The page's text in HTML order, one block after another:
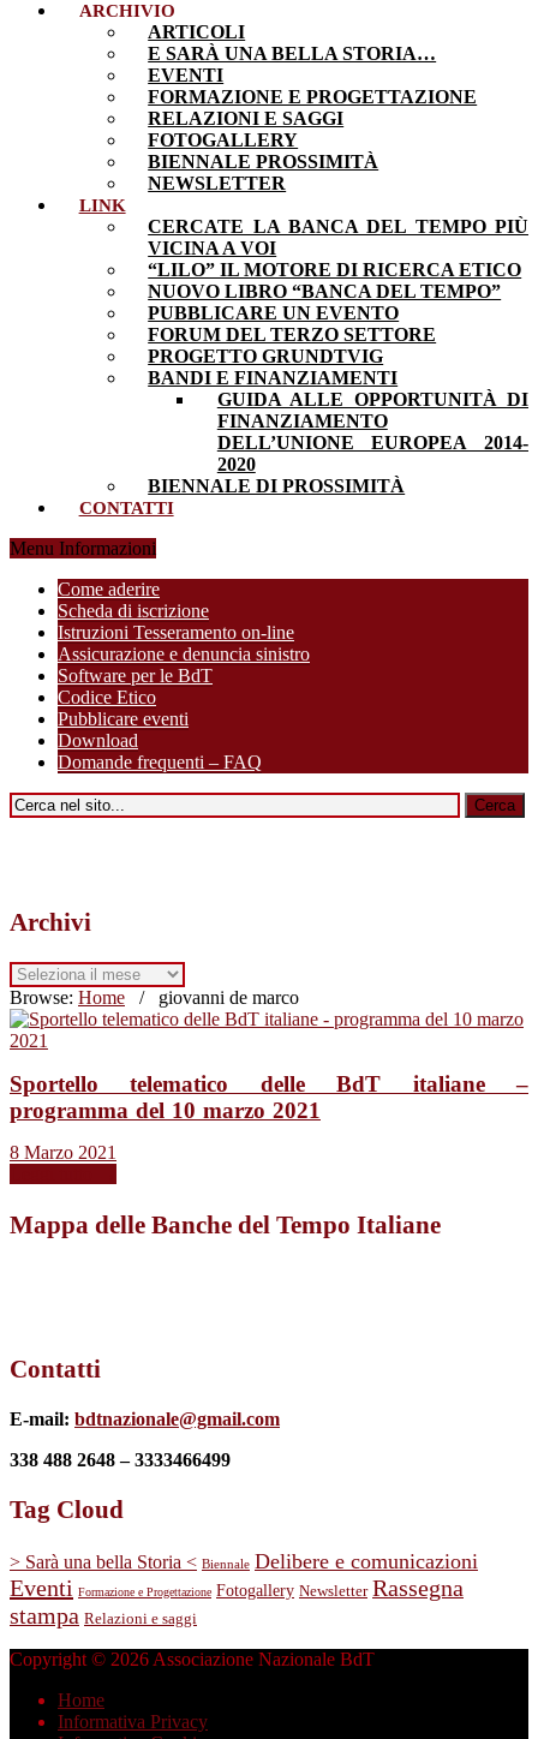
ARCHIVIO
ARTICOLI
E SARÀ UNA BELLA STORIA…
EVENTI
FORMAZIONE E PROGETTAZIONE
RELAZIONI E SAGGI
FOTOGALLERY
BIENNALE PROSSIMITÀ
NEWSLETTER
LINK
CERCATE LA BANCA DEL TEMPO PIÙ
VICINA A VOI
“LILO” IL MOTORE DI RICERCA ETICO
NUOVO LIBRO “BANCA DEL TEMPO”
PUBBLICARE UN EVENTO
FORUM DEL TERZO SETTORE
PROGETTO GRUNDTVIG
BANDI E FINANZIAMENTI
GUIDA ALLE OPPORTUNITÀ DI
FINANZIAMENTO
DELL’UNIONE EUROPEA 2014-
2020
BIENNALE DI PROSSIMITÀ
CONTATTI
Menu Informazioni
Come aderire
Scheda di iscrizione
Istruzioni Tesseramento on-line
Assicurazione e denuncia sinistro
Software per le BdT
Codice Etico
Pubblicare eventi
Download
Domande frequenti – FAQ
Archivi
Archivi
Browse: Home / giovanni de marco
Sportello telematico delle BdT italiane –
programma del 10 marzo 2021
8 Marzo 2021
Mappa delle Banche del Tempo Italiane
Contatti
E-mail: bdtnazionale@gmail.com
338 488 2648 – 3333466499
Tag Cloud
> Sarà una bella Storia < Biennale Delibere e comunicazioni
Eventi Formazione e Progettazione Fotogallery Newsletter Rassegna
stampa Relazioni e saggi
Copyright © 2026 Associazione Nazionale BdT
Home
Informativa Privacy